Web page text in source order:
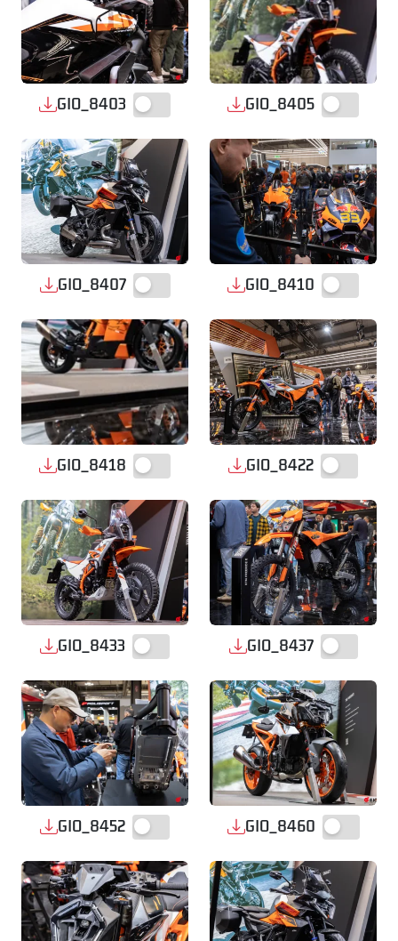
GIO_8403 GIO_8405
GIO_8407 GIO_8410
GIO_8418 GIO_8422
GIO_8433 GIO_8437
GIO_8452 GIO_8460